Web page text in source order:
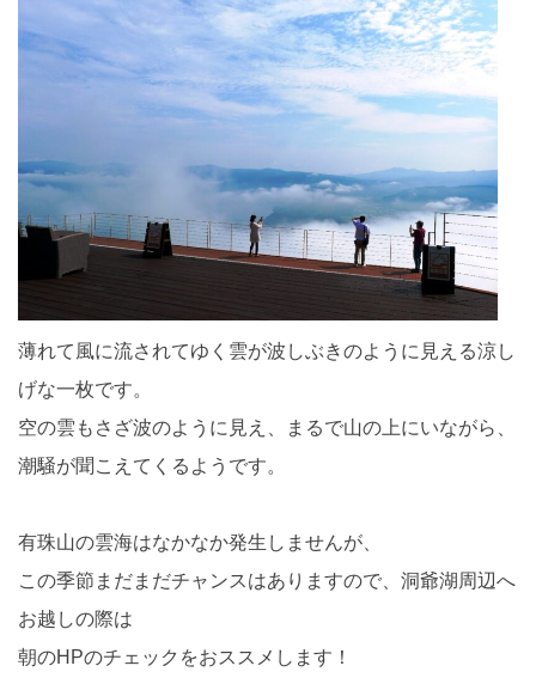
薄れて風に流されてゆく雲が波しぶきのように見える涼し
げな一枚です。
空の雲もさざ波のように見え、まるで山の上にいながら、
潮騒が聞こえてくるようです。
有珠山の雲海はなかなか発生しませんが、
この季節まだまだチャンスはありますので、洞爺湖周辺へ
お越しの際は
朝のHPのチェックをおススメします！